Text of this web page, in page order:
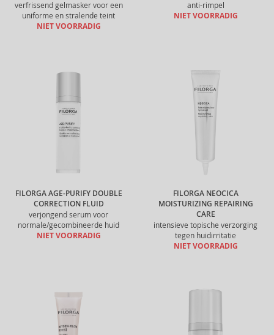
verfrissend gelmasker voor een
uniforme en stralende teint
NIET VOORRADIG
anti-rimpel
NIET VOORRADIG
FILORGA AGE-PURIFY DOUBLE
CORRECTION FLUID
verjongend serum voor
normale/gecombineerde huid
NIET VOORRADIG
FILORGA NEOCICA
MOISTURIZING REPAIRING
CARE
intensieve topische verzorging
tegen huidirritatie
NIET VOORRADIG